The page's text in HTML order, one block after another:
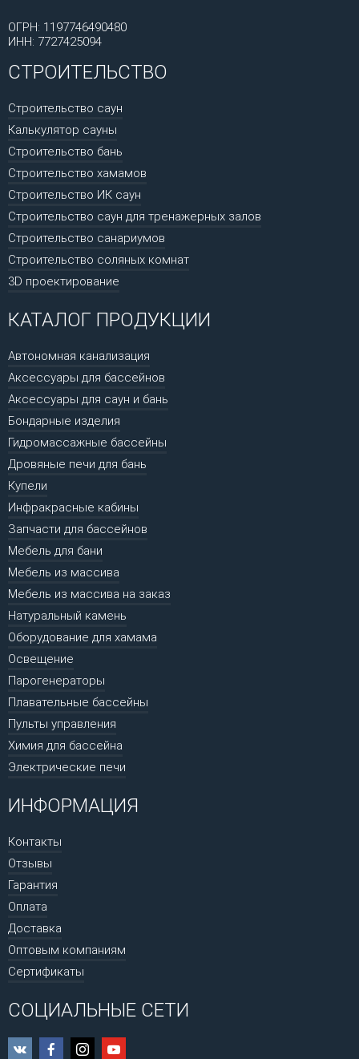
ОГРН: 1197746490480
ИНН: 7727425094
СТРОИТЕЛЬСТВО
Строительство саун
Калькулятор сауны
Строительство бань
Строительство хамамов
Строительство ИК саун
Строительство саун для тренажерных залов
Строительство санариумов
Строительство соляных комнат
3D проектирование
КАТАЛОГ ПРОДУКЦИИ
Автономная канализация
Аксессуары для бассейнов
Аксессуары для саун и бань
Бондарные изделия
Гидромассажные бассейны
Дровяные печи для бань
Купели
Инфракрасные кабины
Запчасти для бассейнов
Мебель для бани
Мебель из массива
Мебель из массива на заказ
Натуральный камень
Оборудование для хамама
Освещение
Парогенераторы
Плавательные бассейны
Пульты управления
Химия для бассейна
Электрические печи
ИНФОРМАЦИЯ
Контакты
Отзывы
Гарантия
Оплата
Доставка
Оптовым компаниям
Сертификаты
СОЦИАЛЬНЫЕ СЕТИ